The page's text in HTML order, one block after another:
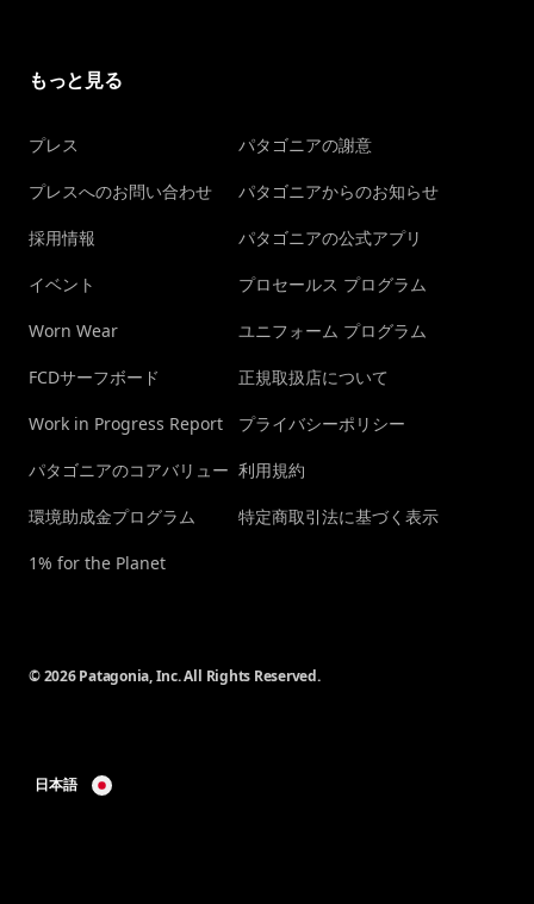
もっと見る
プレス
プレスへのお問い合わせ
採用情報
イベント
Worn Wear
FCDサーフボード
Work in Progress Report
パタゴニアのコアバリュー
環境助成金プログラム
1% for the Planet
パタゴニアの謝意
パタゴニアからのお知らせ
パタゴニアの公式アプリ
プロセールス プログラム
ユニフォーム プログラム
正規取扱店について
プライバシーポリシー
利用規約
特定商取引法に基づく表示
© 2026 Patagonia, Inc. All Rights Reserved.
日本語